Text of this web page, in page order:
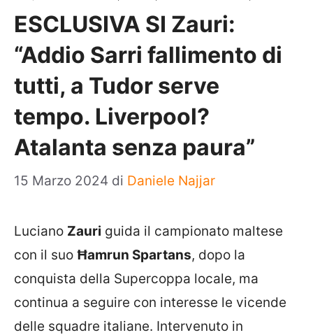
ESCLUSIVA SI Zauri:
“Addio Sarri fallimento di
tutti, a Tudor serve
tempo. Liverpool?
Atalanta senza paura”
15 Marzo 2024 di Daniele Najjar
Luciano Zauri guida il campionato maltese
con il suo Ħamrun Spartans, dopo la
conquista della Supercoppa locale, ma
continua a seguire con interesse le vicende
delle squadre italiane. Intervenuto in